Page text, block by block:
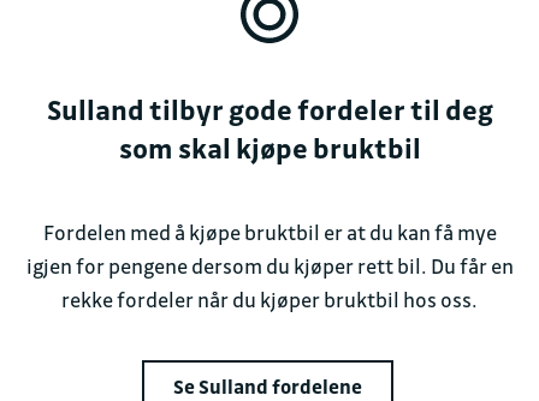
Sulland tilbyr gode fordeler til deg
som skal kjøpe bruktbil
Fordelen med å kjøpe bruktbil er at du kan få mye
igjen for pengene dersom du kjøper rett bil. Du får en
rekke fordeler når du kjøper bruktbil hos oss.
Se Sulland fordelene